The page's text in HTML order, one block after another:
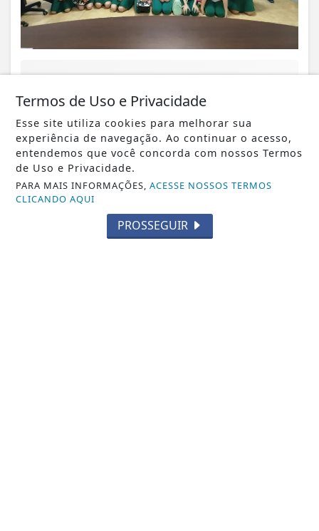
VISUALIZAR
05 DE AGO
JUSTIÇA
Bolsonaro pede ao STF para receber os
filhos no Dia dos Pais
Termos de Uso e Privacidade
Esse site utiliza cookies para melhorar sua
experiência de navegação. Ao continuar o acesso,
entendemos que você concorda com nossos Termos
de Uso e Privacidade.
PARA MAIS INFORMAÇÕES,ACESSE NOSSOS TERMOS
CLICANDO AQUI
PROSSEGUIR